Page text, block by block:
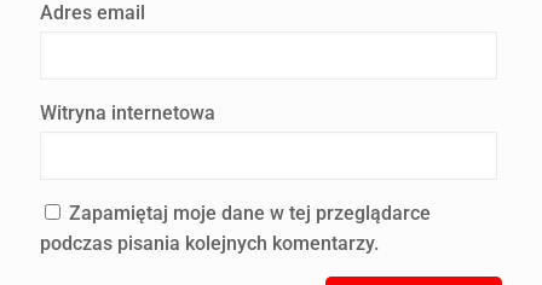
Adres email
Witryna internetowa
Zapamiętaj moje dane w tej przeglądarce
podczas pisania kolejnych komentarzy.